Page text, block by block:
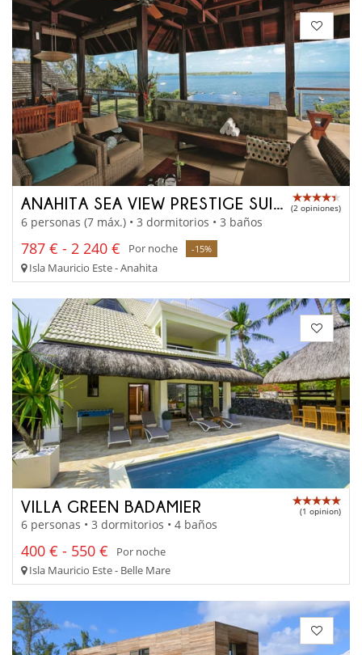
ANAHITA SEA VIEW PRESTIGE SUITE (2 opiniones)
6 personas (7 máx.) • 3 dormitorios • 3 baños
787 € - 2 240 € Por noche -15%
Isla Mauricio Este - Anahita
VILLA GREEN BADAMIER (1 opinion)
6 personas • 3 dormitorios • 4 baños
400 € - 550 €
Por noche
Isla Mauricio Este - Belle Mare